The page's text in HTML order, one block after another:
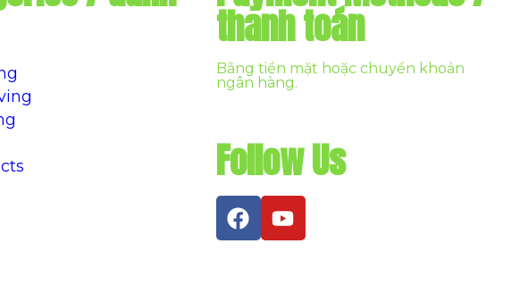
thanh toán
Bằng tiền mặt hoặc chuyển khoản
ngân hàng.
Follow Us